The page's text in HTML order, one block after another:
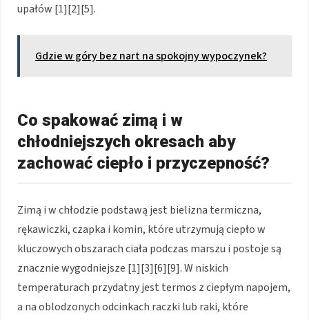
upałów [1][2][5].
Gdzie w góry bez nart na spokojny wypoczynek?
Co spakować zimą i w
chłodniejszych okresach aby
zachować ciepło i przyczepność?
Zimą i w chłodzie podstawą jest bielizna termiczna,
rękawiczki, czapka i komin, które utrzymują ciepło w
kluczowych obszarach ciała podczas marszu i postoje są
znacznie wygodniejsze [1][3][6][9]. W niskich
temperaturach przydatny jest termos z ciepłym napojem,
a na oblodzonych odcinkach raczki lub raki, które